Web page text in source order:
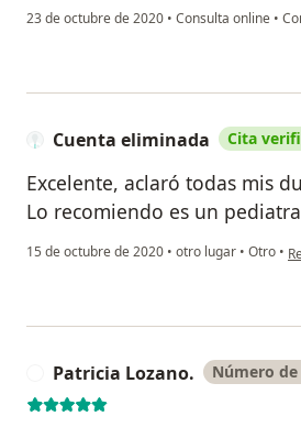
23 de octubre de 2020 • Consulta online •
Cuenta eliminada Cita
Excelente, aclaró todas mis
Lo recomiendo es un
15 de octubre de 2020 • otro lugar • Otro •
Patricia Lozano. Número